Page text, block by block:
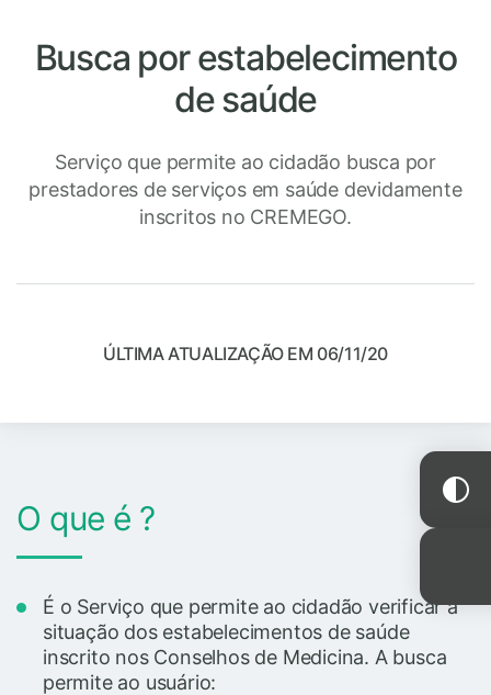
Busca por estabelecimento
de saúde
Serviço que permite ao cidadão busca por
prestadores de serviços em saúde devidamente
inscritos no CREMEGO.
ÚLTIMA ATUALIZAÇÃO EM 06/11/20
O que é ?
É o Serviço que permite ao cidadão verificar a
situação dos estabelecimentos de saúde
inscrito nos Conselhos de Medicina. A busca
permite ao usuário: